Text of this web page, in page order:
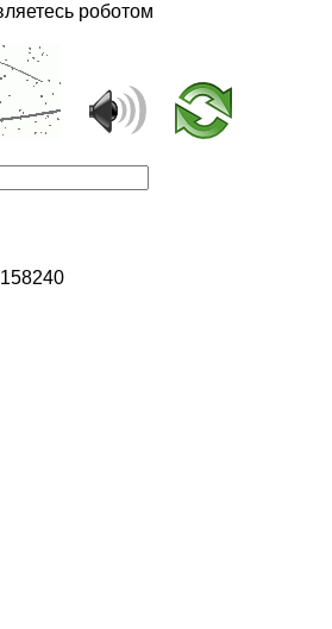
роботом